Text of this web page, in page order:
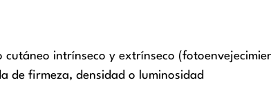
cutáneo intrínseco y extrínseco
de firmeza, densidad o luminosidad